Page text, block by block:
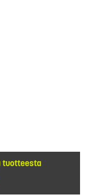
tuotteesta